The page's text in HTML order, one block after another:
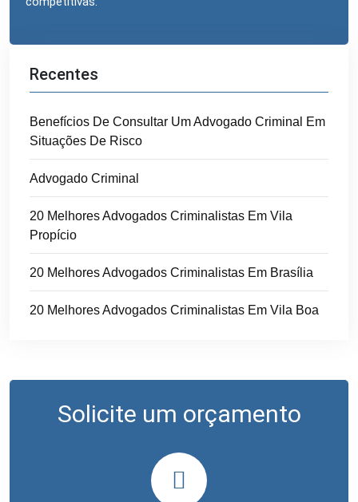
Recentes
Benefícios De Consultar Um Advogado Criminal Em
Situações De Risco
Advogado Criminal
20 Melhores Advogados Criminalistas Em Vila
Propício
20 Melhores Advogados Criminalistas Em Brasília
20 Melhores Advogados Criminalistas Em Vila Boa
Solicite um orçamento